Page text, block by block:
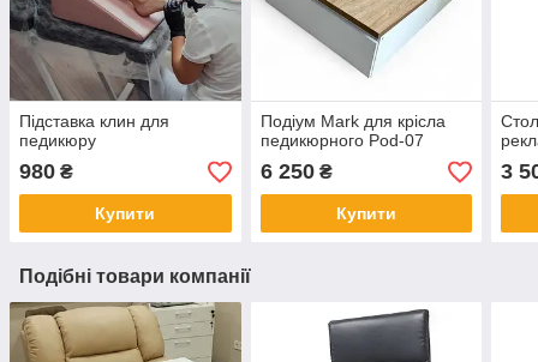
Підставка клин для
педикюру
980 ₴
Купити
Подіум Mark для крісла
педикюрного Pod-07
6 250₴
Купити
3
Подібні товари компанії